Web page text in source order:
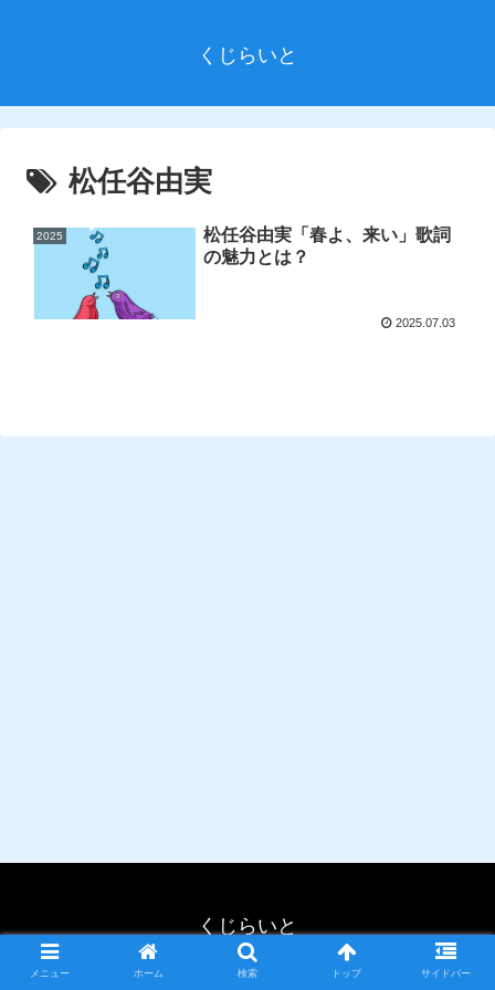
くじらいと
松任谷由実
2025
松任谷由実「春よ、来い」歌詞
の魅力とは？
2025.07.03
くじらいと
© 2019 くじらいと.
メニュー ホーム 検索 トップ サイドバー